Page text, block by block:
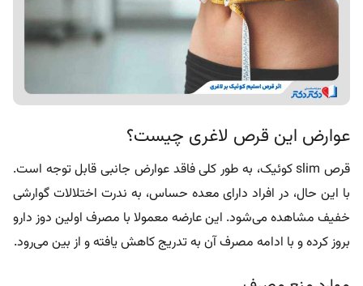
عوارض این قرص لاغری چیست؟
قرص slim کوئیک، به طور کلی فاقد عوارض جانبی قابل توجه است.
با این حال، در افراد دارای معده حساس، به ندرت اختلالات گوارشی
خفیف مشاهده می‌شود. این عارضه معمولا با مصرف اولین دوز دارو
بروز کرده و با ادامه مصرف آن به تدریج کاهش یافته و از بین می‌رود.